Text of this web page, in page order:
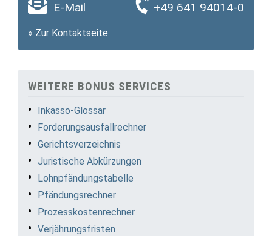
E-Mail +49 641 94014-0
» Zur Kontaktseite
WEITERE BONUS SERVICES
Inkasso-Glossar
Forderungsausfallrechner
Gerichtsverzeichnis
Juristische Abkürzungen
Lohnpfändungstabelle
Pfändungsrechner
Prozesskostenrechner
Verjährungsfristen